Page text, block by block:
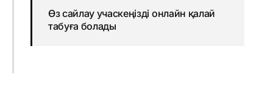
Өз сайлау учаскеңізді онлайн қалай
табуға болады